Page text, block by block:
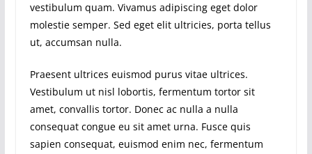
vestibulum quam. Vivamus adipiscing eget dolor
molestie semper. Sed eget elit ultricies, porta tellus
ut, accumsan nulla.
Praesent ultrices euismod purus vitae ultrices.
Vestibulum ut nisl lobortis, fermentum tortor sit
amet, convallis tortor. Donec ac nulla a nulla
consequat congue eu sit amet urna. Fusce quis
sapien consequat, euismod enim nec, fermentum